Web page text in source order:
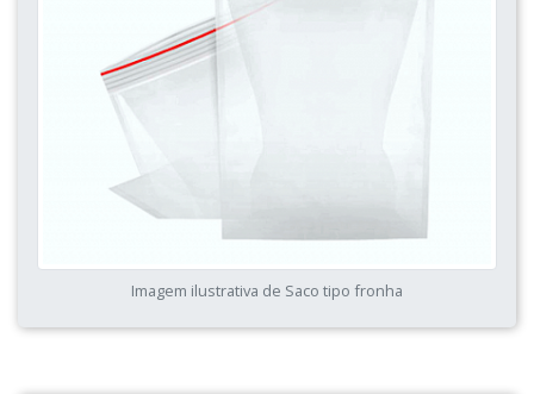
Imagem ilustrativa de Saco tipo fronha